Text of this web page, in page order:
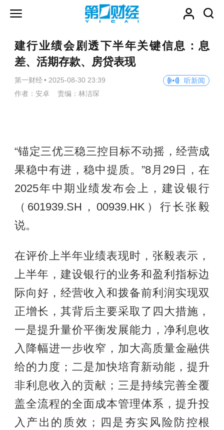
建行业绩会剧透下半年关键信息：息
差、活期存款、房贷表现
第一财经 • 2025-08-30 23:39
听新闻
作者：安卓 责编：林洁琛
“锚定三优三稳三控目标不动摇，经营成
果稳中有进，稳中提质。”8月29日，在
2025年中期业绩发布会上，建设银行
（601939.SH，00939.HK）行长张毅
说。
在评价上半年业绩表现时，张毅表示，
上半年，建设银行的业务和盈利指标边
际向好，经营收入和拨备前利润实现双
正增长，其背后主要采取了四大措施，
一是提升量价平衡发展能力，净利息收
入降幅进一步收窄，加大高质量金融供
给的力度；二是加快培育新动能，提升
非利息收入的贡献；三是持续完善全覆
盖全流程的全面成本管理体系，提升投
入产出的质效；四是夯实风险防控根